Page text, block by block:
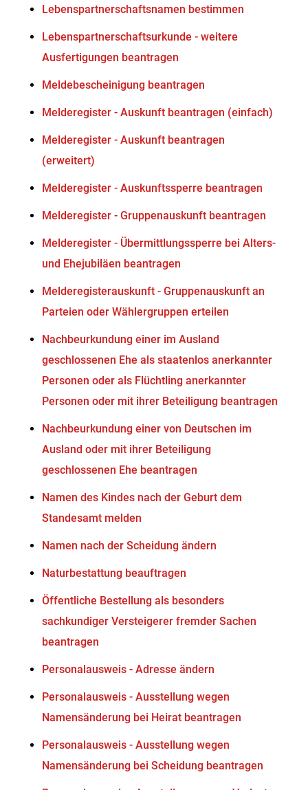
Lebenspartnerschaftsnamen bestimmen
Lebenspartnerschaftsurkunde - weitere
Ausfertigungen beantragen
Meldebescheinigung beantragen
Melderegister - Auskunft beantragen (einfach)
Melderegister - Auskunft beantragen
(erweitert)
Melderegister - Auskunftssperre beantragen
Melderegister - Gruppenauskunft beantragen
Melderegister - Übermittlungssperre bei Alters-
und Ehejubiläen beantragen
Melderegisterauskunft - Gruppenauskunft an
Parteien oder Wählergruppen erteilen
Nachbeurkundung einer im Ausland
geschlossenen Ehe als staatenlos anerkannter
Personen oder als Flüchtling anerkannter
Personen oder mit ihrer Beteiligung beantragen
Nachbeurkundung einer von Deutschen im
Ausland oder mit ihrer Beteiligung
geschlossenen Ehe beantragen
Namen des Kindes nach der Geburt dem
Standesamt melden
Namen nach der Scheidung ändern
Naturbestattung beauftragen
Öffentliche Bestellung als besonders
sachkundiger Versteigerer fremder Sachen
beantragen
Personalausweis - Adresse ändern
Personalausweis - Ausstellung wegen
Namensänderung bei Heirat beantragen
Personalausweis - Ausstellung wegen
Namensänderung bei Scheidung beantragen